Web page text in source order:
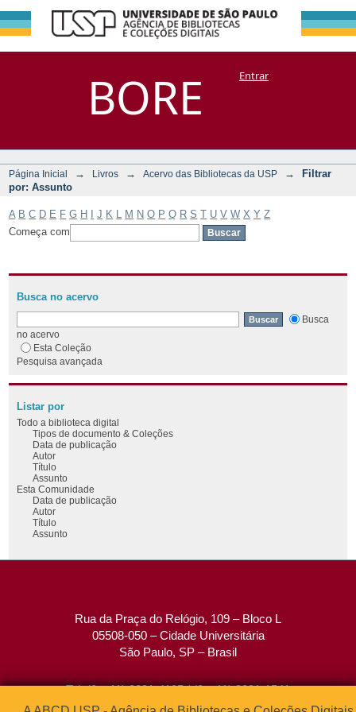
BORE
Filtrar por:
Assunto
DSpace/Manakin + CoriscoEntrar
Página Inicial → Livros → Acervo das Bibliotecas da USP →
Filtrar
por: Assunto
A B C D E F G H J K M N O P Q R S T U V W X Y Z
Começa com
Busca no acervo
Busca
no acervo
Esta Coleção
Pesquisa avançada
Listar por
Todo a biblioteca digital
Tipos de documento & Coleções
Data de publicação
Autor
Título
Assunto
Esta Comunidade
Data de publicação
Autor
Título
Assunto
Rua da Praça do Relógio, 109 – Bloco L
05508-050 – Cidade Universitária
São Paulo, SP – Brasil
Tel: (0xx11) 3091-4195 / (0xx11) 3091-1541
Fax: (0xx11) 3091-1567